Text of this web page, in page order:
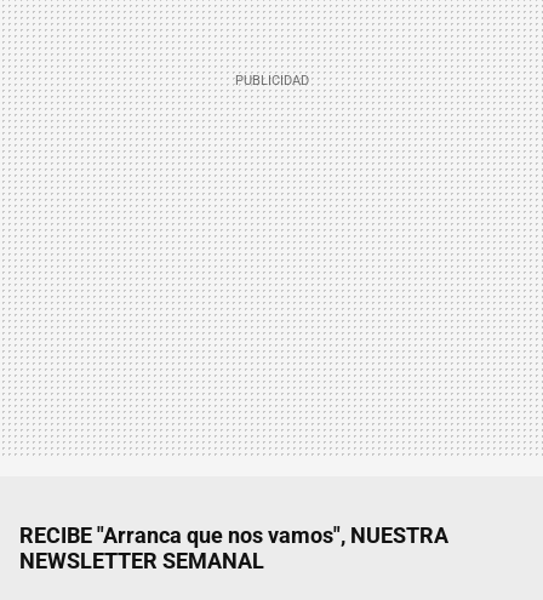
RECIBE "Arranca que nos vamos", NUESTRA
NEWSLETTER SEMANAL